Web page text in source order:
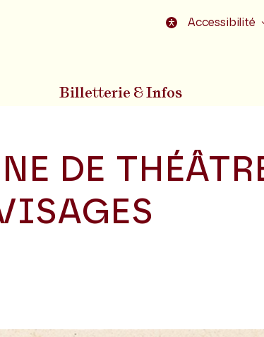
Aller au pied de la page Accessibilité
Billetterie & Infos
DE